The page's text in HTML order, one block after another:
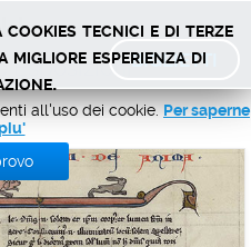
BIGLIETTI
Esposizioni
tecnici e di terze
esperienza di
all'uso dei cookie. Per saperne